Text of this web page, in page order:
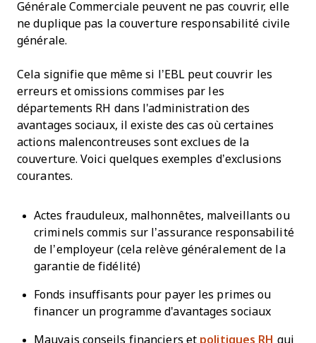
Générale Commerciale peuvent ne pas couvrir, elle
ne duplique pas la couverture responsabilité civile
générale.
Cela signifie que même si l’EBL peut couvrir les
erreurs et omissions commises par les
départements RH dans l'administration des
avantages sociaux, il existe des cas où certaines
actions malencontreuses sont exclues de la
couverture. Voici quelques exemples d’exclusions
courantes.
Actes frauduleux, malhonnêtes, malveillants ou
criminels commis sur l’assurance responsabilité
de l’employeur (cela relève généralement de la
garantie de fidélité)
Fonds insuffisants pour payer les primes ou
financer un programme d'avantages sociaux
Mauvais conseils financiers et politiques RH qui